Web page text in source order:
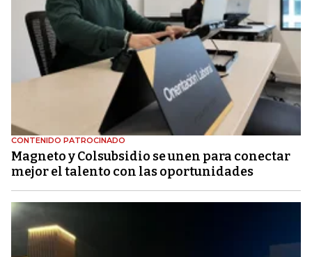
CONTENIDO PATROCINADO
Magneto y Colsubsidio se unen para conectar
mejor el talento con las oportunidades